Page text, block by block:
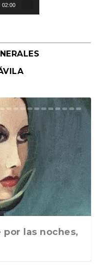
02:00
las noches,